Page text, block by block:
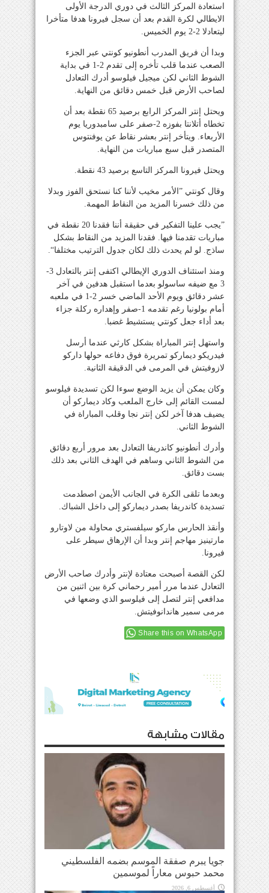
استعادة المركز الثالث في دوري الدرجة الأولى
الايطالي لكرة القدم بعد أن سجل فيرونا هدفا متأخرا
ليتعادلا 2-2 يوم الخميس.
وبدا أن فريق المدرب أنطونيو كونتي عبر الجزء
الصعب عندما قلب تأخره إلى تقدم 2-1 في بداية
الشوط الثاني لكن ميجيل فيلوسو أدرك التعادل
لصاحب الأرض قبل خمس دقائق من النهاية.
ويحتل إنتر المركز الرابع برصيد 65 نقطة بعد أن
تخطاه أتلانتا بفوزه 2-صفر على سامبدوريا يوم
الأربعاء. ويتأخر إنتر بعشر نقاط عن يوفنتوس
المتصدر قبل سبع مباريات من النهاية.
ويحتل فيرونا المركز التاسع برصيد 43 نقطة.
وقال كونتي ”الأمر مخيب لأننا كنا نستحق الفوز وبدلا
من ذلك خسرنا المزيد من النقاط المهمة.
”يجب علينا التفكير في حقيقة أننا فقدنا 20 نقطة في
مباريات تقدمنا فيها. فقدنا المزيد من النقاط بشكل
ساذج. لو لم يحدث ذلك لكان جدول الترتيب مختلفا“.
ومنذ استئناف الدوري الإيطالي اكتفى إنتر بالتعادل 3-
3 مع ضيفه ساسولو بعدما استقبل هدفين في آخر
عشر دقائق ويوم الأحد الماضي خسر 2-1 في ملعبه
أمام بولونيا رغم تقدمه 1-صفر وإهداره ركلة جزاء
بعد أداء جعل كونتي يستشيط غضبا.
واستهل إنتر المباراة بشكل كارثي عندما أرسل
فيدريكو ديماركو تمريرة فوق دفاعه حولها داركو
لازوفيتش في المرمى في الدقيقة الثانية.
وكان يمكن أن يزيد الوضع سوءا لكن تسديدة فيلوسو
لمست القائم إلى خارج الملعب وكاد ديماركو أن
يضيف هدفا آخر لكن إنتر نجا وقلب المباراة في
الشوط الثاني.
وأدرك أنطونيو كاندريفا التعادل بعد مرور أربع دقائق
من الشوط الثاني وساهم في الهدف الثاني بعد ذلك
بست دقائق.
وبعدما تلقى الكرة في الجانب الأيمن اصطدمت
تسديدة كاندريفا بصدر ديماركو إلى داخل الشباك.
وأنقذ الحارس ماركو سيلفستري محاولة من لاوتارو
مارتينيز مهاجم إنتر وبدا أن الإرهاق سيطر على
فيرونا.
لكن القصة أصبحت معتادة لإنتر وأدرك صاحب الأرض
التعادل عندما مرر أمير رحماني كرة بين اثنين من
مدافعي إنتر لتصل إلى فيلوسو الذي وضعها في
مرمى سمير هاندانوفيتش.
Share this on WhatsApp
مقالات مشابهة
جويا يبرم صفقة الموسم بضمه الفلسطيني
محمد حبوس معاراً لموسمين
أغسطس 6, 2026